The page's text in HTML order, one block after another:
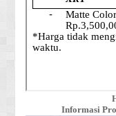
Informasi